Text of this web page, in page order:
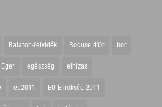
Balaton-felvidék Bocuse d'Or bor
Eger egészség elhízás
eu2011 EU Elnökség 2011